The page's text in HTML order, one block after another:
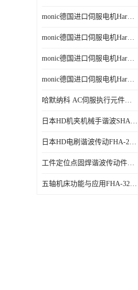
monic德国进口伺服电机Har中国总代理单价
monic德国进口伺服电机Har中国总代理代理
monic德国进口伺服电机Har中国总代理公司
monic德国进口伺服电机Har中国总代理供应
哈默纳科 AC伺服执行元件扁平型SHA系列
日本HD机夹机械手谐波SHA32A120CG-B12B
日本HD电刷谐波传动FHA-25C-50-E250-C
工件定位点固焊谐波传动件哈默纳科CSF-45-100-2UH
五轴机床功能与应用FHA-32C-50-US250